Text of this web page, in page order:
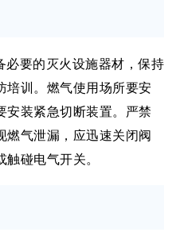
要的灭火设施器材，保持
培训。燃气使用场所要安
安装紧急切断装置。严禁
燃气泄漏，应迅速关闭阀
碰电气开关。